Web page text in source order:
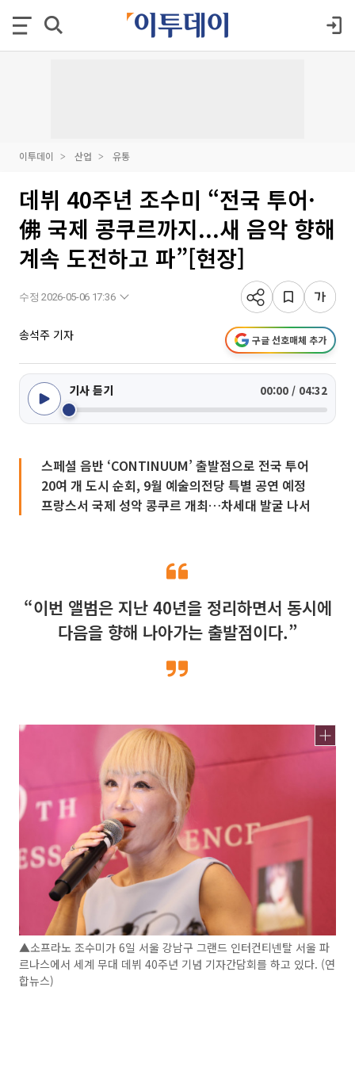
이투데이 산업 유통
데뷔 40주년 조수미 “전국 투어·
佛 국제 콩쿠르까지...새 음악 향해
계속 도전하고 파”[현장]
수정 2026-05-06 17:36
송석주 기자 구글 선호매체 추가
기사 듣기 00:00 / 04:32
스페셜 음반 ‘CONTINUUM’ 출발점으로 전국 투어
20여 개 도시 순회, 9월 예술의전당 특별 공연 예정
프랑스서 국제 성악 콩쿠르 개최…차세대 발굴 나서
“이번 앨범은 지난 40년을 정리하면서 동시에
다음을 향해 나아가는 출발점이다.”
▲소프라노 조수미가 6일 서울 강남구 그랜드 인터컨티넨탈 서울 파
르나스에서 세계 무대 데뷔 40주년 기념 기자간담회를 하고 있다. (연
합뉴스)